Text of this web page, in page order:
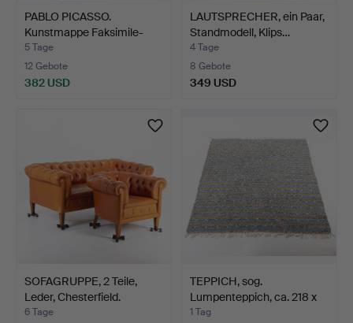
PABLO PICASSO.
Kunstmappe Faksimile-
Ausgab…
5 Tage
12 Gebote
382 USD
LAUTSPRECHER, ein Paar,
Standmodell, Klips…
4 Tage
8 Gebote
349 USD
SOFAGRUPPE, 2 Teile,
Leder, Chesterfield.
6 Tage
TEPPICH, sog.
Lumpenteppich, ca. 218 x
140…
1 Tag